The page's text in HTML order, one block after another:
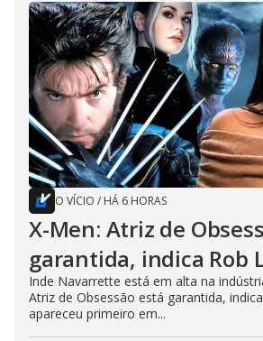
O VÍCIO / HÁ 6 HORAS
X-Men: Atriz de
garantida, indica Rob
Inde Navarrette está em alta na
Atriz de Obsessão está garantida,
apareceu primeiro em...